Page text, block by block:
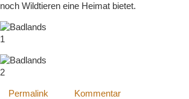
noch Wildtieren eine Heimat bietet.
Permalink Kommentar